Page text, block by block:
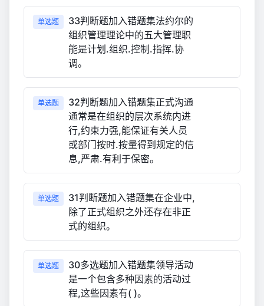
单选题
33判断题加入错题集法约尔的
组织管理理论中的五大管理职
能是计划.组织.控制.指挥.协
调。
单选题
32判断题加入错题集正式沟通
通常是在组织的层次系统内进
行,约束力强,能保证有关人员
或部门按时.按量得到规定的信
息,严肃.有利于保密。
单选题
31判断题加入错题集在企业中,
除了正式组织之外还存在非正
式的组织。
单选题
30多选题加入错题集领导活动
是一个包含多种因素的活动过
程,这些因素有( )。